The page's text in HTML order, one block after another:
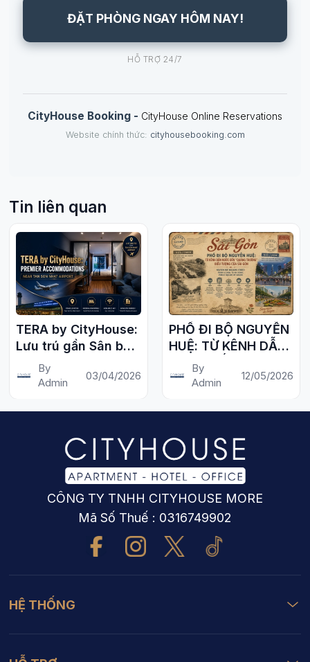
ĐẶT PHÒNG NGAY HÔM NAY!
HỖ TRỢ 24/7
CityHouse Booking - CityHouse Online Reservations
Website chính thức: cityhousebooking.com
Tin liên quan
TERA by CityHouse:
Lưu trú gần Sân bay
Tân Sơn Nhất
By
Admin
03/04/2026
PHỐ ĐI BỘ NGUYỄN
HUỆ: TỪ KÊNH DẪN
NƯỚC ĐẾN "QUẢNG
TRƯỜNG" BIỂU
GÒN
By
Admin
12/05/2026
CÔNG TY TNHH CITYHOUSE MORE
Mã Số Thuế : 0316749902
HỆ THỐNG